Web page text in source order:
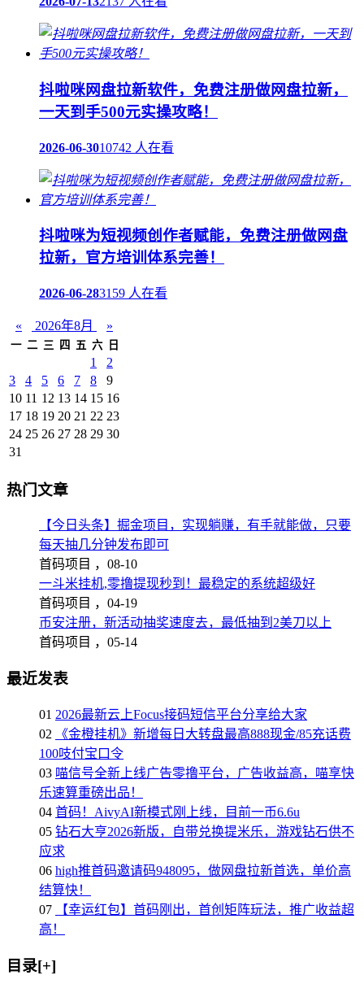
抖啦咪网盘拉新软件，免费注册做网盘拉新，
一天到手500元实操攻略！
2026-06-3010742 人在看
抖啦咪为短视频创作者赋能，免费注册做网盘
拉新，官方培训体系完善！
2026-06-283159 人在看
« 2026年8月 »
一 二 三 四 五 六 日
1
2
3
4 5 6 7 8
9
10 11 12 13 14 15 16
17 18 19 20 21 22 23
24 25 26 27 28 29 30
31
热门文章
【今日头条】掘金项目，实现躺赚，有手就能做，只要
每天抽几分钟发布即可
首码项目 ， 08-10
一斗米挂机,零撸提现秒到！最稳定的系统超级好
首码项目 ， 04-19
币安注册，新活动抽奖速度去，最低抽到2美刀以上
首码项目 ， 05-14
最近发表
01 2026最新云上Focus接码短信平台分享给大家
02
《金橙挂机》新增每日大转盘最高888现金/85充话费
100吱付宝口令
03 喵信号全新上线广告零撸平台，广告收益高，喵享快
乐速算重磅出品！
04 首码！AivyAI新模式刚上线，目前一币6.6u
05 钻石大亨2026新版，自带兑换提米乐，游戏钻石供不
应求
06 high推首码邀请码948095，做网盘拉新首选，单价高
结算快！
07
【幸运红包】首码刚出，首创矩阵玩法，推广收益超
高！
目录[+]